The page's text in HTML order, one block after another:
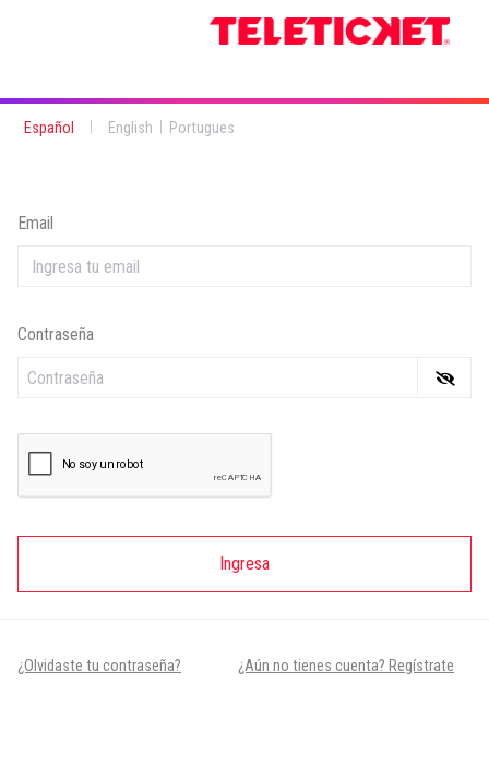
Español English Portugues
Email
Contraseña
Ingresa
¿Olvidaste tu contraseña? ¿Aún no tienes cuenta? Regístrate